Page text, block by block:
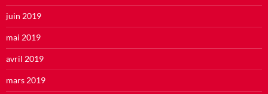
juin 2019
mai 2019
avril 2019
mars 2019